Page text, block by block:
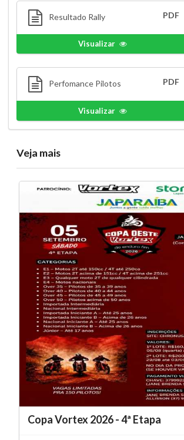
Resultado Rally PDF
Visualizar
Perfomance Pilotos PDF
Visualizar
Veja mais
Copa Vortex 2026 - 4ª Etapa